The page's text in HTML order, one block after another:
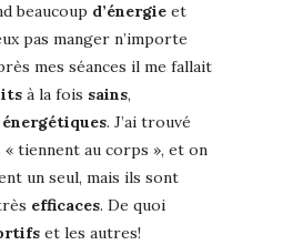
beaucoup d’énergie et
pas manger n’importe
mes séances il me fallait
à la fois sains,
énergétiques. J’ai trouvé
« tiennent au corps », et on
un seul, mais ils sont
efficaces. De quoi
et les autres!